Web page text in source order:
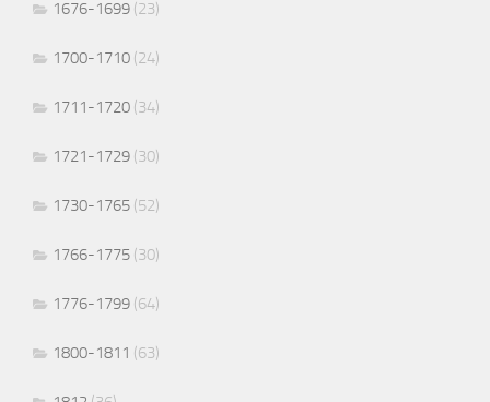
1676-1699 (23)
1700-1710 (24)
1711-1720 (34)
1721-1729 (30)
1730-1765 (52)
1766-1775 (30)
1776-1799 (64)
1800-1811 (63)